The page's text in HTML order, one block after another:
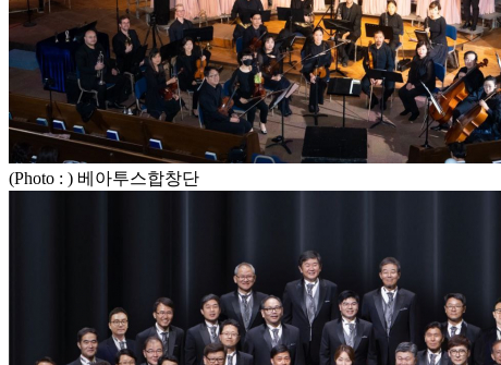
(Photo : ) 베아투스합창단